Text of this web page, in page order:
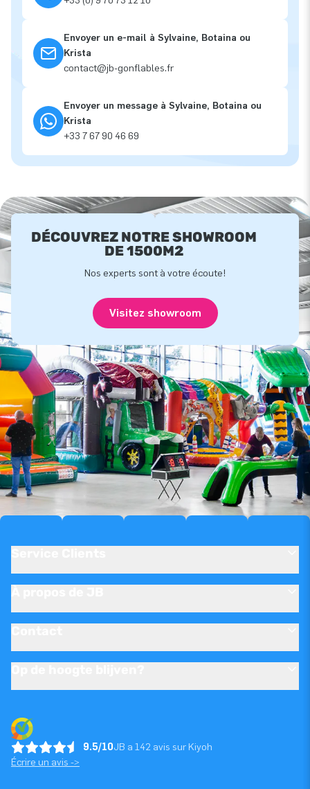
Envoyer un e-mail à Sylvaine, Botaina ou
Krista
contact@jb-gonflables.fr
Envoyer un message à Sylvaine, Botaina ou
Krista
+33 7 67 90 46 69
DÉCOUVREZ NOTRE SHOWROOM
DE 1500M2
Nos experts sont à votre écoute!
Visitez showroom
9.5/10JB a 142 avis sur Kiyoh
Écrire un avis ->